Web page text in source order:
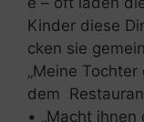
Kinder diese
cken sie
„Meine
dem
• „Macht